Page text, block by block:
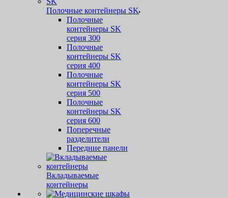
Полочные контейнеры SK
Полочные
контейнеры SK
серия 300
Полочные
контейнеры SK
серия 400
Полочные
контейнеры SK
серия 500
Полочные
контейнеры SK
серия 600
Поперечные
разделители
Передние панели
Вкладываемые
контейнеры